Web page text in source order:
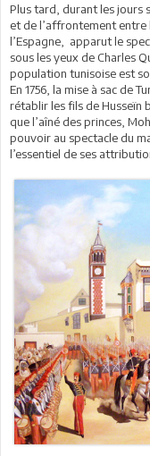
Plus tard, durant les jours
et de l’affrontement entre
l’Espagne, apparut le
sous les yeux de Charles
population tunisoise est
En 1756, la mise à sac de
rétablir les fils de Husseïn
que l’aîné des princes,
pouvoir au spectacle du
l’essentiel de ses